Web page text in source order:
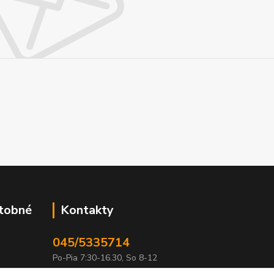
Kontakty
045/5335714
Po-Pia 7:30-16.30, So 8-12